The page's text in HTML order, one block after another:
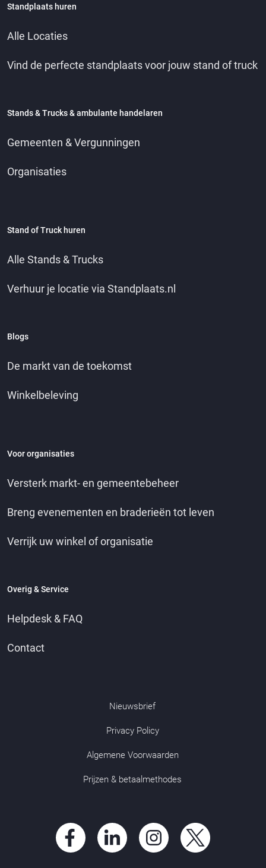
Standplaats huren
Alle Locaties
Vind de perfecte standplaats voor jouw stand of truck
Stands & Trucks & ambulante handelaren
Gemeenten & Vergunningen
Organisaties
Stand of Truck huren
Alle Stands & Trucks
Verhuur je locatie via Standplaats.nl
Blogs
De markt van de toekomst
Winkelbeleving
Voor organisaties
Versterk markt- en gemeentebeheer
Breng evenementen en braderieën tot leven
Verrijk uw winkel of organisatie
Overig & Service
Helpdesk & FAQ
Contact
Nieuwsbrief
Privacy Policy
Algemene Voorwaarden
Prijzen & betaalmethodes